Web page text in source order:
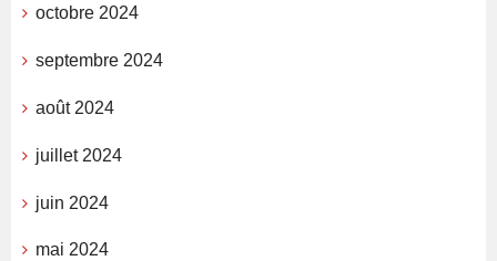
octobre 2024
septembre 2024
août 2024
juillet 2024
juin 2024
mai 2024